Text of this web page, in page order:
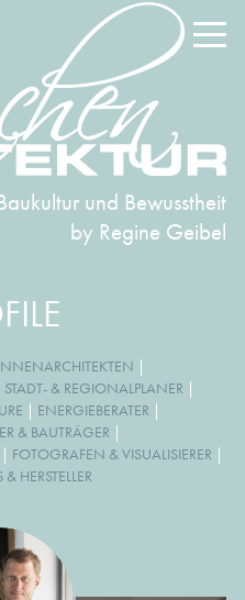
und Bewusstheit
by Regine Geibel
|
STADT- & REGIONALPLANER |
| ENERGIEBERATER |
& BAUTRÄGER |
| FOTOGRAFEN & VISUALISIERER |
HERSTELLER